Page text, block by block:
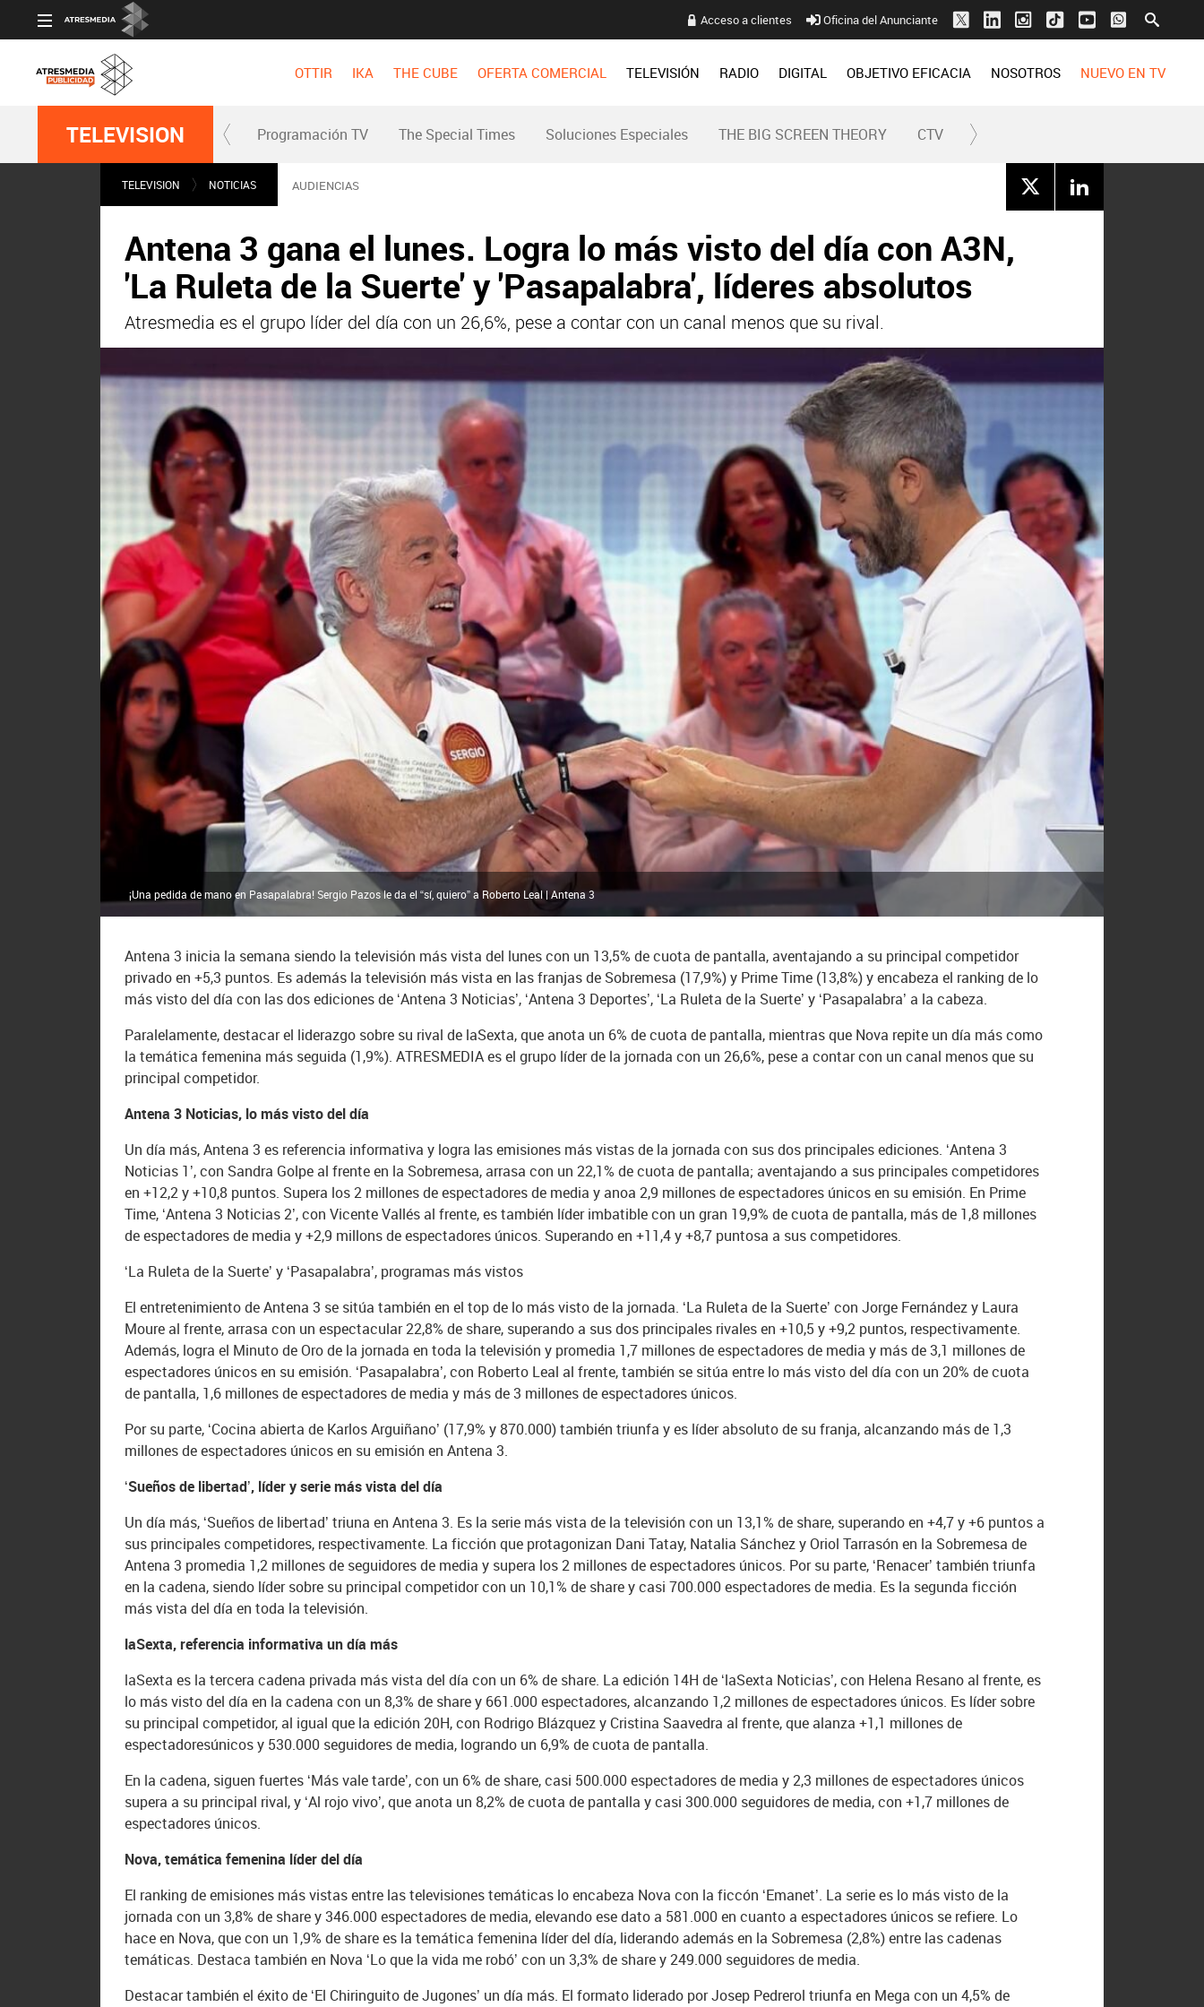
Acceso a clientes Oficina del Anunciante
OTTIR IKA THE CUBE OFERTA COMERCIAL TELEVISIÓN RADIO DIGITAL OBJETIVO EFICACIA NOSOTROS NUEVO EN TV
TELEVISION Programación TV The Special Times Soluciones Especiales THE BIG SCREEN THEORY CTV
TELEVISION NOTICIAS AUDIENCIAS
Antena 3 gana el lunes. Logra lo más visto del día con A3N,
'La Ruleta de la Suerte' y 'Pasapalabra', líderes absolutos
Atresmedia es el grupo líder del día con un 26,6%, pese a contar con un canal menos que su rival.
¡Una pedida de mano en Pasapalabra! Sergio Pazos le da el “sí, quiero” a Roberto Leal | Antena 3
Antena 3 inicia la semana siendo la televisión más vista del lunes con un 13,5% de cuota de pantalla, aventajando a su principal competidor
privado en +5,3 puntos. Es además la televisión más vista en las franjas de Sobremesa (17,9%) y Prime Time (13,8%) y encabeza el ranking de lo
más visto del día con las dos ediciones de ‘Antena 3 Noticias’, ‘Antena 3 Deportes’, ‘La Ruleta de la Suerte’ y ‘Pasapalabra’ a la cabeza.
Paralelamente, destacar el liderazgo sobre su rival de laSexta, que anota un 6% de cuota de pantalla, mientras que Nova repite un día más como
la temática femenina más seguida (1,9%). ATRESMEDIA es el grupo líder de la jornada con un 26,6%, pese a contar con un canal menos que su
principal competidor.
Antena 3 Noticias, lo más visto del día
Un día más, Antena 3 es referencia informativa y logra las emisiones más vistas de la jornada con sus dos principales ediciones. ‘Antena 3
Noticias 1’, con Sandra Golpe al frente en la Sobremesa, arrasa con un 22,1% de cuota de pantalla; aventajando a sus principales competidores
en +12,2 y +10,8 puntos. Supera los 2 millones de espectadores de media y anoa 2,9 millones de espectadores únicos en su emisión. En Prime
Time, ‘Antena 3 Noticias 2’, con Vicente Vallés al frente, es también líder imbatible con un gran 19,9% de cuota de pantalla, más de 1,8 millones
de espectadores de media y +2,9 millons de espectadores únicos. Superando en +11,4 y +8,7 puntosa a sus competidores.
‘La Ruleta de la Suerte’ y ‘Pasapalabra’, programas más vistos
El entretenimiento de Antena 3 se sitúa también en el top de lo más visto de la jornada. ‘La Ruleta de la Suerte’ con Jorge Fernández y Laura
Moure al frente, arrasa con un espectacular 22,8% de share, superando a sus dos principales rivales en +10,5 y +9,2 puntos, respectivamente.
Además, logra el Minuto de Oro de la jornada en toda la televisión y promedia 1,7 millones de espectadores de media y más de 3,1 millones de
espectadores únicos en su emisión. ‘Pasapalabra’, con Roberto Leal al frente, también se sitúa entre lo más visto del día con un 20% de cuota
de pantalla, 1,6 millones de espectadores de media y más de 3 millones de espectadores únicos.
Por su parte, ‘Cocina abierta de Karlos Arguiñano’ (17,9% y 870.000) también triunfa y es líder absoluto de su franja, alcanzando más de 1,3
millones de espectadores únicos en su emisión en Antena 3.
‘Sueños de libertad’, líder y serie más vista del día
Un día más, ‘Sueños de libertad’ triuna en Antena 3. Es la serie más vista de la televisión con un 13,1% de share, superando en +4,7 y +6 puntos a
sus principales competidores, respectivamente. La ficción que protagonizan Dani Tatay, Natalia Sánchez y Oriol Tarrasón en la Sobremesa de
Antena 3 promedia 1,2 millones de seguidores de media y supera los 2 millones de espectadores únicos. Por su parte, ‘Renacer’ también triunfa
en la cadena, siendo líder sobre su principal competidor con un 10,1% de share y casi 700.000 espectadores de media. Es la segunda ficción
más vista del día en toda la televisión.
laSexta, referencia informativa un día más
laSexta es la tercera cadena privada más vista del día con un 6% de share. La edición 14H de ‘laSexta Noticias’, con Helena Resano al frente, es
lo más visto del día en la cadena con un 8,3% de share y 661.000 espectadores, alcanzando 1,2 millones de espectadores únicos. Es líder sobre
su principal competidor, al igual que la edición 20H, con Rodrigo Blázquez y Cristina Saavedra al frente, que alanza +1,1 millones de
espectadoresúnicos y 530.000 seguidores de media, logrando un 6,9% de cuota de pantalla.
En la cadena, siguen fuertes ‘Más vale tarde’, con un 6% de share, casi 500.000 espectadores de media y 2,3 millones de espectadores únicos
supera a su principal rival, y ‘Al rojo vivo’, que anota un 8,2% de cuota de pantalla y casi 300.000 seguidores de media, con +1,7 millones de
espectadores únicos.
Nova, temática femenina líder del día
El ranking de emisiones más vistas entre las televisiones temáticas lo encabeza Nova con la ficcón ‘Emanet’. La serie es lo más visto de la
jornada con un 3,8% de share y 346.000 espectadores de media, elevando ese dato a 581.000 en cuanto a espectadores únicos se refiere. Lo
hace en Nova, que con un 1,9% de share es la temática femenina líder del día, liderando además en la Sobremesa (2,8%) entre las cadenas
temáticas. Destaca también en Nova ‘Lo que la vida me robó’ con un 3,3% de share y 249.000 seguidores de media.
Destacar también el éxito de ‘El Chiringuito de Jugones’ un día más. El formato liderado por Josep Pedrerol triunfa en Mega con un 4,5% de